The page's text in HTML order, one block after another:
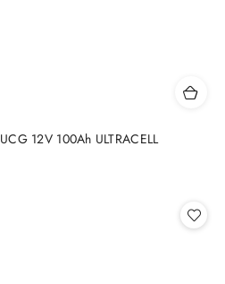
12V 100Ah ULTRACELL